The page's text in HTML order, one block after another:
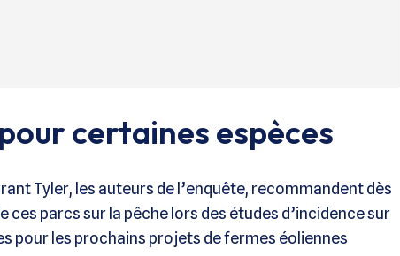
certaines espèces
Tyler, les auteurs de l’enquête, recommandent dès
ces parcs sur la pêche lors des études d’incidence sur
pour les prochains projets de fermes éoliennes